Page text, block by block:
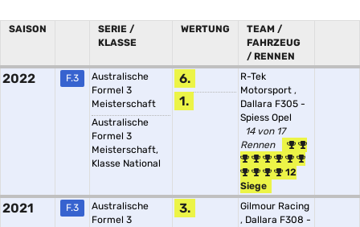
SAISON
SERIE /
KLASSE
WERTUNG
TEAM /
FAHRZEUG
/ RENNEN
2022 F.3
Australische
Formel 3
Meisterschaft
Australische
Formel 3
Meisterschaft,
Klasse National
6.
1.
R-Tek
Motorsport ,
Dallara F305 -
Spiess Opel
14 von 17
Rennen
12
Siege
2021 F.3
Australische
Formel 3
3.
Gilmour Racing
, Dallara F308 -